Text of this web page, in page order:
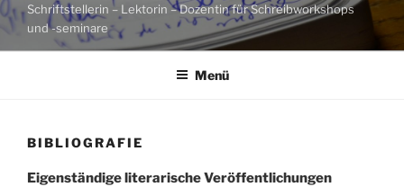
Schriftstellerin – Lektorin – Dozentin für Schreibworkshops
und -seminare
Menü
BIBLIOGRAFIE
Eigenständige literarische Veröffentlichungen